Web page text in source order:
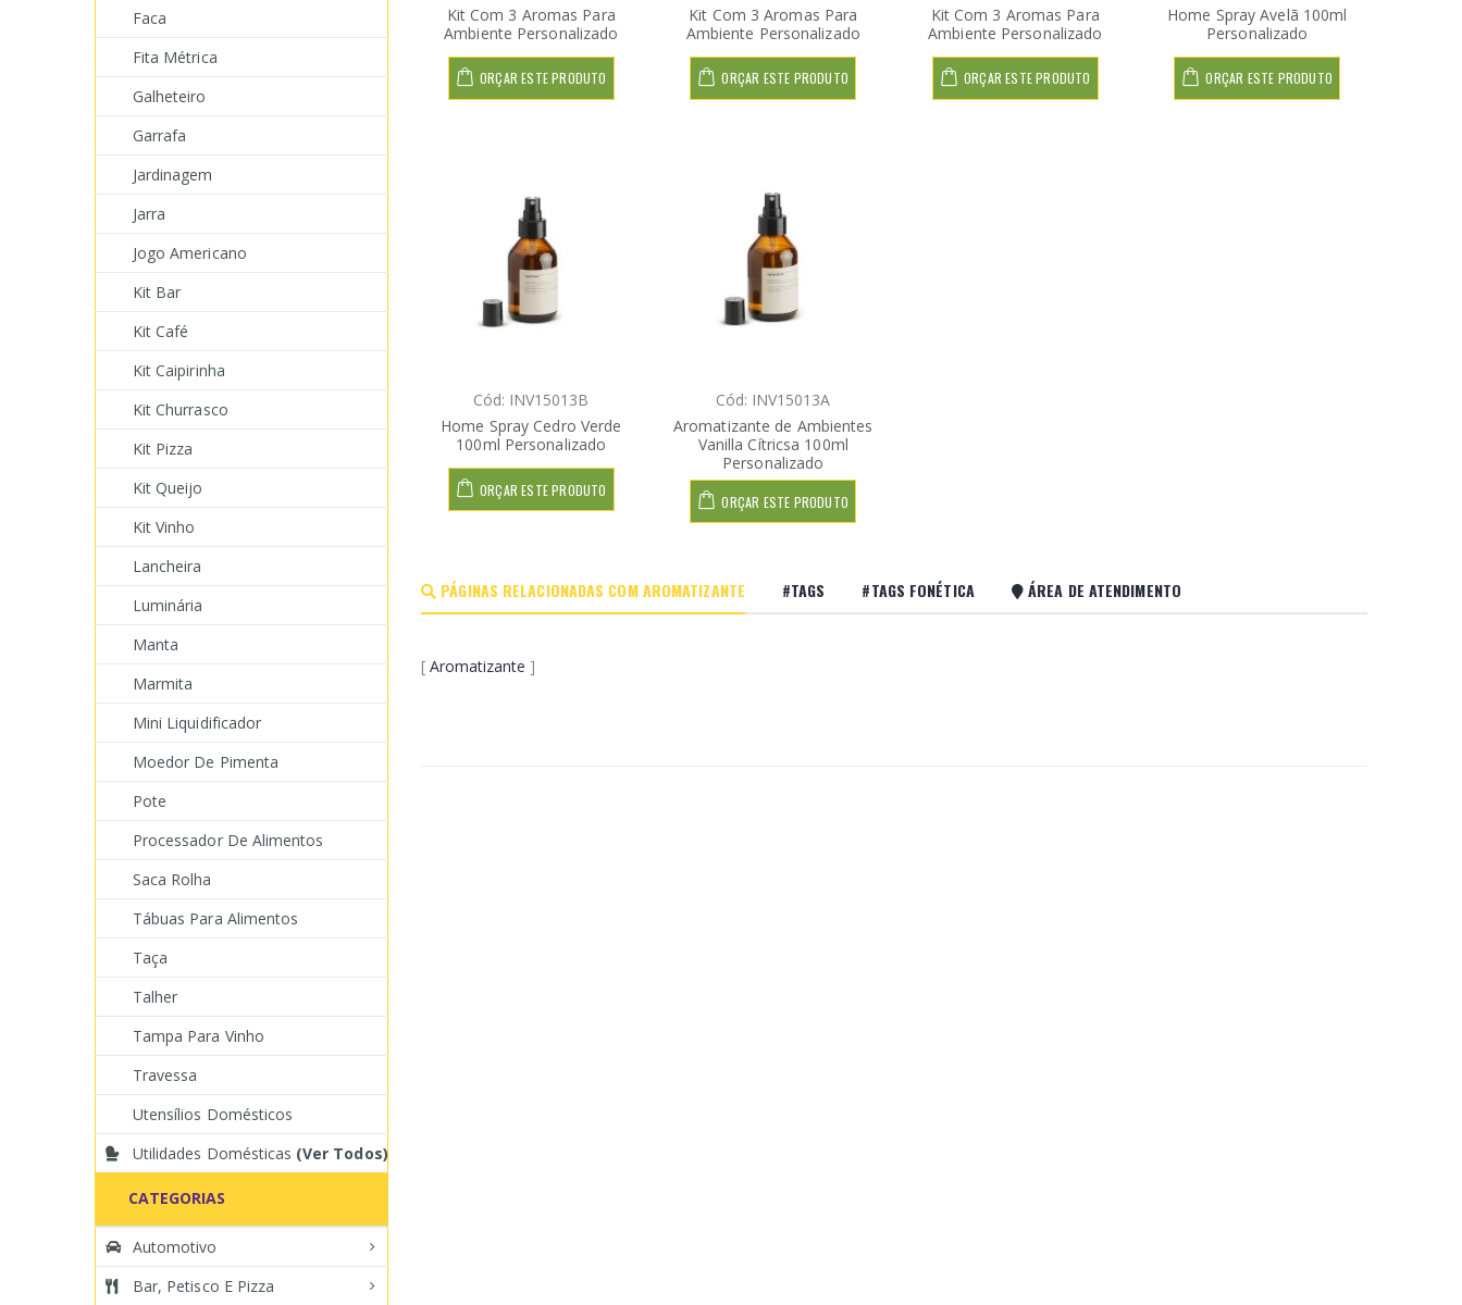
Kit Com 3 Aromas Para
Ambiente Personalizado
ORÇAR ESTE PRODUTO
Kit Com 3 Aromas Para
Ambiente Personalizado
ORÇAR ESTE PRODUTO
Kit Com 3 Aromas Para
Ambiente Personalizado
ORÇAR ESTE PRODUTO
Home Spray Avelã 100ml
Personalizado
ORÇAR ESTE PRODUTO
Cód: INV15013B
Home Spray Cedro Verde
100ml Personalizado
ORÇAR ESTE PRODUTO
Cód: INV15013A
Aromatizante de Ambientes
Vanilla Cítricsa 100ml
Personalizado
ORÇAR ESTE PRODUTO
PÁGINAS RELACIONADAS COM AROMATIZANTE #TAGS #TAGS FONÉTICA ÁREA DE ATENDIMENTO
[ Aromatizante ]
Faca
Fita Métrica
Galheteiro
Garrafa
Jardinagem
Jarra
Jogo Americano
Kit Bar
Kit Café
Kit Caipirinha
Kit Churrasco
Kit Pizza
Kit Queijo
Kit Vinho
Lancheira
Luminária
Manta
Marmita
Mini Liquidificador
Moedor De Pimenta
Pote
Processador De Alimentos
Saca Rolha
Tábuas Para Alimentos
Taça
Talher
Tampa Para Vinho
Travessa
Utensílios Domésticos
Utilidades Domésticas (Ver Todos)
CATEGORIAS
Automotivo
Bar, Petisco E Pizza